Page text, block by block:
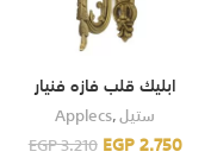
ابليك قلب فازه فنيار
Applecs,ستيل
EGP3.210EGP2.750